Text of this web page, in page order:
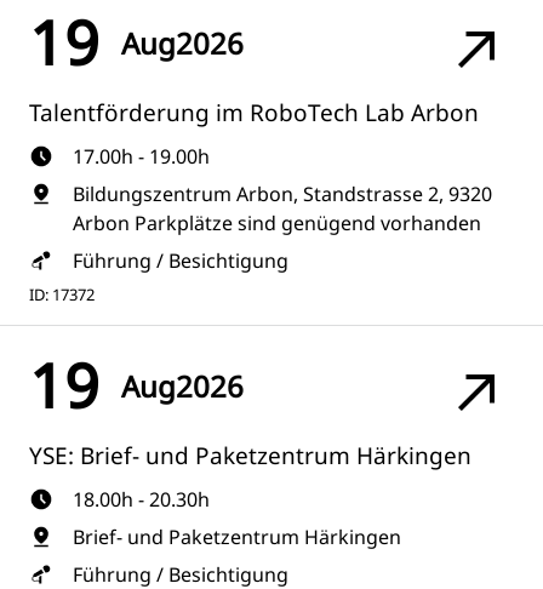
19 Aug2026
Talentförderung im RoboTech Lab Arbon
17.00h - 19.00h
Bildungszentrum Arbon, Standstrasse 2, 9320
Arbon Parkplätze sind genügend vorhanden
Führung / Besichtigung
ID: 17372
19 Aug2026
YSE: Brief- und Paketzentrum Härkingen
18.00h - 20.30h
Brief- und Paketzentrum Härkingen
Führung / Besichtigung